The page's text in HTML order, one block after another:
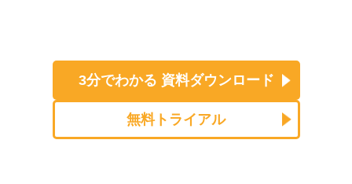
3分でわかる 資料ダウンロード
無料トライアル